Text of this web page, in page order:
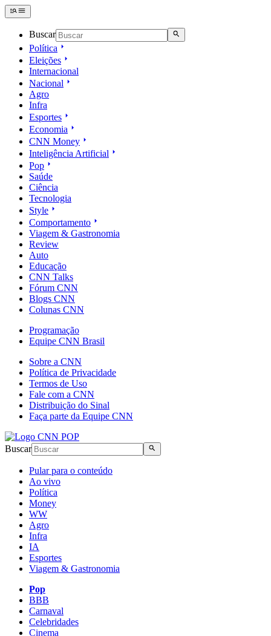
Buscar
Política
Eleições
Internacional
Nacional
Agro
Infra
Esportes
Economia
CNN Money
Inteligência Artificial
Pop
Saúde
Ciência
Tecnologia
Style
Comportamento
Viagem & Gastronomia
Review
Auto
Educação
CNN Talks
Fórum CNN
Blogs CNN
Colunas CNN
Programação
Equipe CNN Brasil
Sobre a CNN
Política de Privacidade
Termos de Uso
Fale com a CNN
Distribuição do Sinal
Faça parte da Equipe CNN
Buscar
Pular para o conteúdo
Ao vivo
Política
Money
WW
Agro
Infra
IA
Esportes
Viagem & Gastronomia
Pop
BBB
Carnaval
Celebridades
Cinema